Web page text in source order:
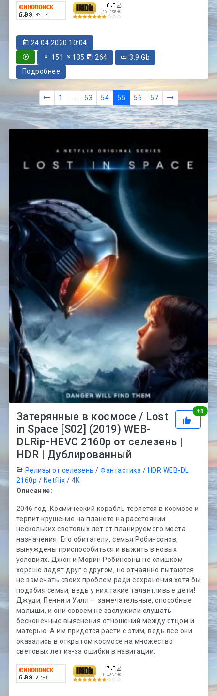
24.04.2020 10:04
151
135 264
3.9 Gb
Подробнее
1 ... 53 54 55 56 57
+4
Затерянные в космосе / Lost
in Space [S02] (2019) WEB-
DLRip-HEVC 2160p от селезень |
HDR | Дублированный
Релизы от селезень /Фантастика / HDR WEB-DL
2160p / Netflix / 4K
Описание:
2046 год. Космический корабль теряется в космосе и
терпит крушение на планете на расстоянии
нескольких световых лет от планируемого места
назначения. Его обитатели, семья Робинсонов,
вынуждены приспособиться и выжить в новых
условиях. Джон и Морин Робинсоны не слишком
хорошо ладят друг с другом, но отчаянно пытаются
не замечать своих проблем ради сохранения хотя бы
подобия семьи, ведь у них такие талантливые дети!
Джуди, Пенни и Уилл — замечательные, способные
малыши, и они совсем не заслужили слушать
бесконечные выяснения отношений между отцом и
матерью. А им придется расти с этим, ведь все они
оказались в открытом космосе на множество
световых лет из-за ошибки в навигации.